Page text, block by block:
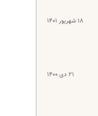
۱۸ شهریور ۱۴۰۱
۲۱ دی ۱۴۰۰